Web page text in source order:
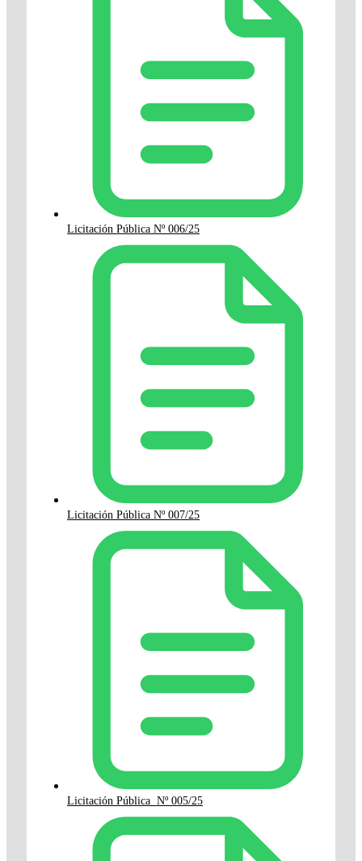
Licitación Pública Nº 006/25
Licitación Pública Nº 007/25
Licitación Pública Nº 005/25